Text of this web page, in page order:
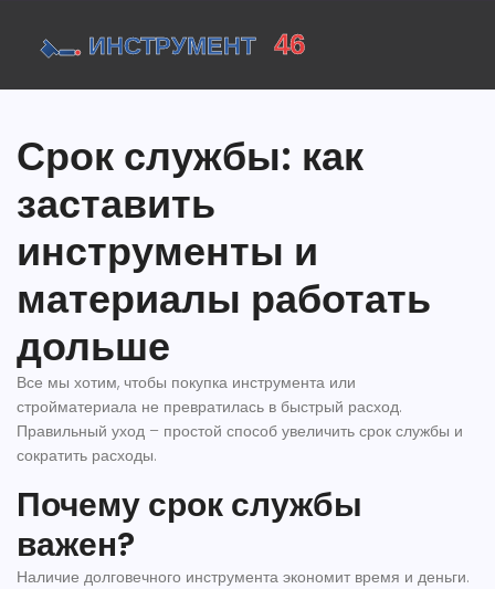
Срок службы: как
заставить
инструменты и
материалы работать
дольше
Все мы хотим, чтобы покупка инструмента или
стройматериала не превратилась в быстрый расход.
Правильный уход – простой способ увеличить срок службы и
сократить расходы.
Почему срок службы
важен?
Наличие долговечного инструмента экономит время и деньги.